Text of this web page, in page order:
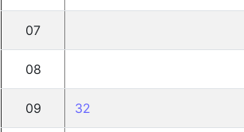
07
08
09 32